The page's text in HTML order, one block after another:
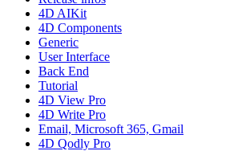
4D AIKit
4D Components
Generic
User Interface
Back End
Tutorial
4D View Pro
4D Write Pro
Email, Microsoft 365, Gmail
4D Qodly Pro